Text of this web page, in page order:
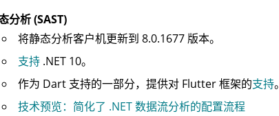
分析 (SAST)
将静态分析客户机更新到 8.0.1677 版本。
支持.NET 10。
作为 Dart 支持的一部分，提供对 Flutter 框架的支持。
技术预览：简化了 .NET 数据流分析的配置流程